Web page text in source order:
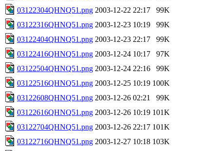
03122304QHNQ51.png 2003-12-22 22:17
99K
03122316QHNQ51.png 2003-12-23 10:19
99K
03122404QHNQ51.png 2003-12-23 22:17
99K
03122416QHNQ51.png 2003-12-24 10:17
97K
03122504QHNQ51.png 2003-12-24 22:16
99K
03122516QHNQ51.png 2003-12-25 10:19 100K
03122608QHNQ51.png 2003-12-26 02:21
99K
03122616QHNQ51.png 2003-12-26 10:19 101K
03122704QHNQ51.png 2003-12-26 22:17 101K
03122716QHNQ51.png 2003-12-27 10:18 103K